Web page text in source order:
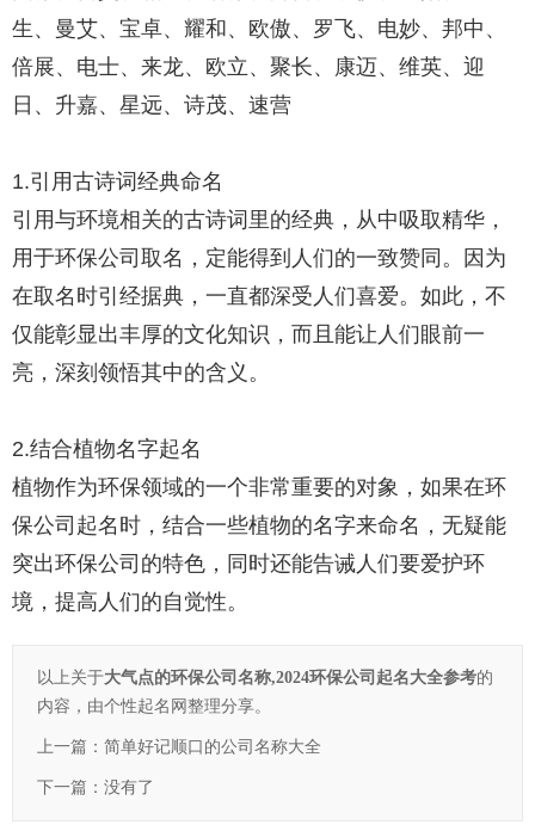
生、曼艾、宝卓、耀和、欧傲、罗飞、电妙、邦中、
倍展、电士、来龙、欧立、聚长、康迈、维英、迎
日、升嘉、星远、诗茂、速营
1.引用古诗词经典命名
引用与环境相关的古诗词里的经典，从中吸取精华，
用于环保公司取名，定能得到人们的一致赞同。因为
在取名时引经据典，一直都深受人们喜爱。如此，不
仅能彰显出丰厚的文化知识，而且能让人们眼前一
亮，深刻领悟其中的含义。
2.结合植物名字起名
植物作为环保领域的一个非常重要的对象，如果在环
保公司起名时，结合一些植物的名字来命名，无疑能
突出环保公司的特色，同时还能告诫人们要爱护环
境，提高人们的自觉性。
以上关于大气点的环保公司名称,2024环保公司起名大全参考的
内容，由个性起名网整理分享。
上一篇： 简单好记顺口的公司名称大全
下一篇：没有了